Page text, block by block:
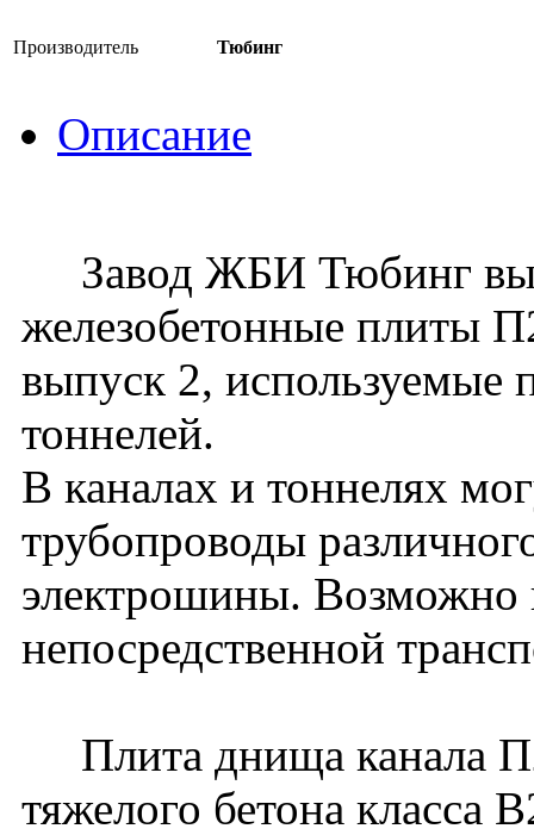
Производитель Тюбинг
Описание
Завод ЖБИ Тюбинг
железобетонные плиты
выпуск 2, используемые
тоннелей.
В каналах и тоннелях
трубопроводы
электрошины. Возможно
непосредственной
Плита днища канала
тяжелого бетона класса